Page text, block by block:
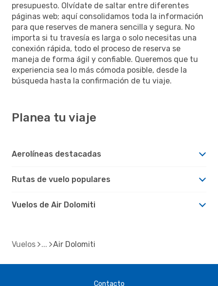
presupuesto. Olvídate de saltar entre diferentes
páginas web; aquí consolidamos toda la información
para que reserves de manera sencilla y segura. No
importa si tu travesía es larga o solo necesitas una
conexión rápida, todo el proceso de reserva se
maneja de forma ágil y confiable. Queremos que tu
experiencia sea lo más cómoda posible, desde la
búsqueda hasta la confirmación de tu viaje.
Planea tu viaje
Aerolíneas destacadas
Rutas de vuelo populares
Vuelos de Air Dolomiti
Vuelos Air Dolomiti
Contacto